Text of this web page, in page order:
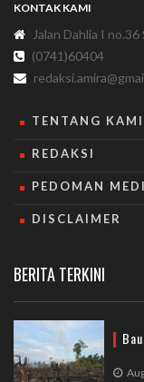
KONTAK KAMI
Jalan Dahlia I
(0741)60404
TENTANG KAMI
REDAKSI
PEDOMAN
DISCLAIMER
BERITA TERKINI